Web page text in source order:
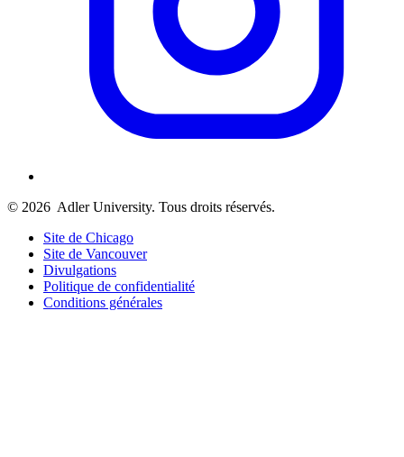
© 2026 Adler University. Tous droits réservés.
Site de Chicago
Site de Vancouver
Divulgations
Politique de confidentialité
Conditions générales